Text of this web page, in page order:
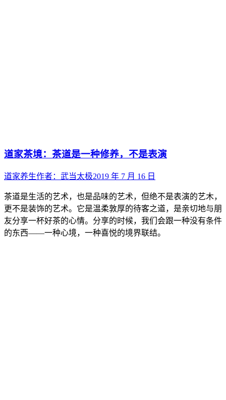
道家茶境：茶道是一种修养，不是表演
道家养生作者： 武当太极2019 年 7 月 16 日
茶道是生活的艺术，也是品味的艺术，但绝不是表演的艺木，
更不是装饰的艺术。它是温柔敦厚的待客之道，是亲切地与朋
友分享一杯好茶的心情。分享的时候，我们会跟一种没有条件
的东西——一种心境，一种喜悦的境界联结。